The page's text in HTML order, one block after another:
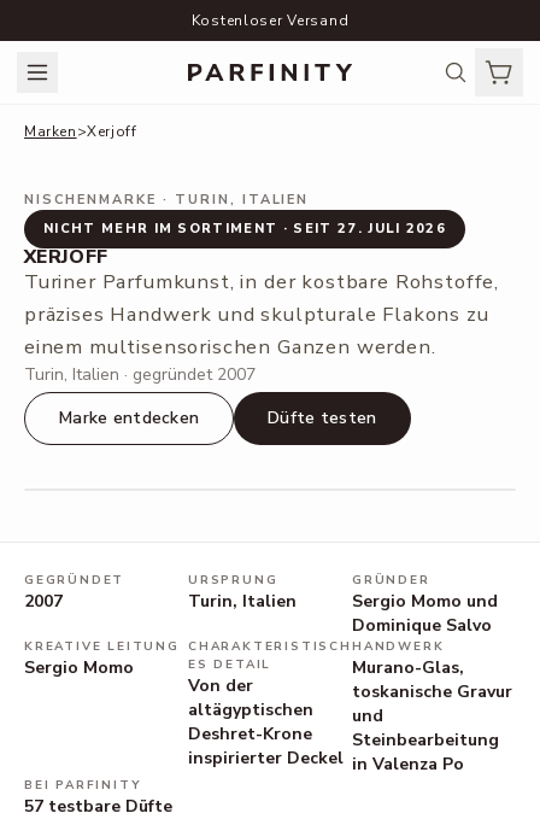
Kostenloser Versand
Marken>Xerjoff
NISCHENMARKE · TURIN, ITALIEN
NICHT MEHR IM SORTIMENT · SEIT 27. JULI 2026
XERJOFF
Turiner Parfumkunst, in der kostbare Rohstoffe,
präzises Handwerk und skulpturale Flakons zu
einem multisensorischen Ganzen werden.
Turin, Italien · gegründet 2007
Marke entdecken
Düfte testen
GEGRÜNDET
2007
URSPRUNG
Turin, Italien
GRÜNDER
Sergio Momo und
Dominique Salvo
KREATIVE LEITUNG
Sergio Momo
CHARAKTERISTISCH
ES DETAIL
Von der
altägyptischen
Deshret-Krone
inspirierter Deckel
HANDWERK
Murano-Glas,
toskanische Gravur
und
Steinbearbeitung
in Valenza Po
BEI PARFINITY
57 testbare Düfte